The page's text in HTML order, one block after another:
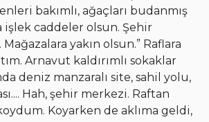
bakımlı, ağaçları budanmış
işlek caddeler olsun. Şehir
yakın olsun.” Raflara
Arnavut kaldırımlı sokaklar
deniz manzaralı site, sahil yolu,
Hah, şehir merkezi. Raftan
Koyarken de aklıma geldi,